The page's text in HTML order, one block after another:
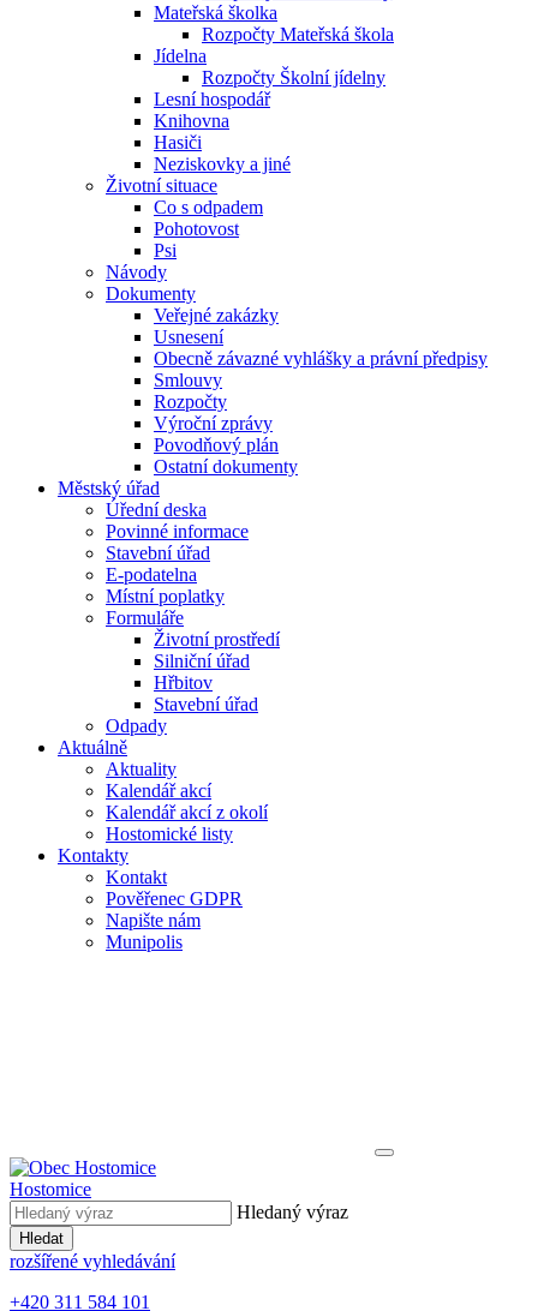
Mateřská školka
Rozpočty Mateřská škola
Jídelna
Rozpočty Školní jídelny
Lesní hospodář
Knihovna
Hasiči
Neziskovky a jiné
Životní situace
Co s odpadem
Pohotovost
Psi
Návody
Dokumenty
Veřejné zakázky
Usnesení
Obecně závazné vyhlášky a právní předpisy
Smlouvy
Rozpočty
Výroční zprávy
Povodňový plán
Ostatní dokumenty
Městský úřad
Úřední deska
Povinné informace
Stavební úřad
E-podatelna
Místní poplatky
Formuláře
Životní prostředí
Silniční úřad
Hřbitov
Stavební úřad
Odpady
Aktuálně
Aktuality
Kalendář akcí
Kalendář akcí z okolí
Hostomické listy
Kontakty
Kontakt
Pověřenec GDPR
Napište nám
Munipolis
Hostomice
Hledaný výraz
Hledat
rozšířené vyhledávání
+420 311 584 101